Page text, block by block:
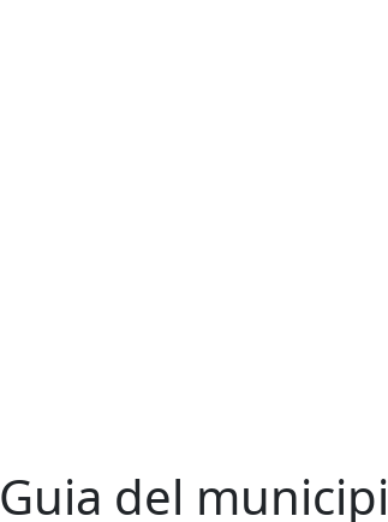
Guia del municipi